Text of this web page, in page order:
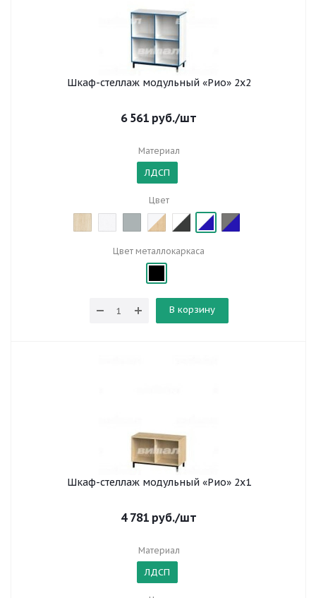
Шкаф-стеллаж модульный «Рио» 2х2
6 561 руб./шт
Материал
ЛДСП
Цвет
Цвет металлокаркаса
В корзину
Шкаф-стеллаж модульный «Рио» 2х1
4 781 руб./шт
Материал
ЛДСП